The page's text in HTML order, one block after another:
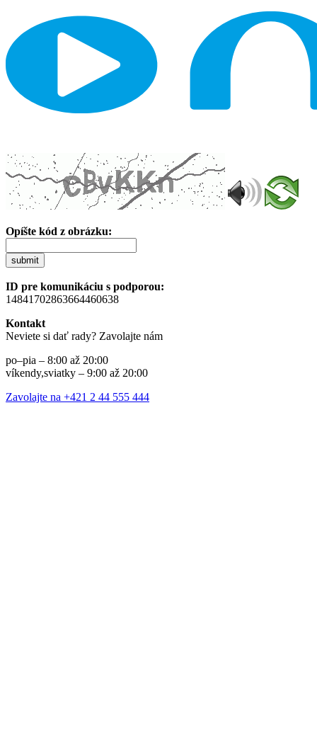
Opíšte kód z obrázku:
submit
ID pre komunikáciu s podporou:
14841702863664460638
Kontakt
Neviete si dať rady? Zavolajte nám
po–pia – 8:00 až 20:00
víkendy,sviatky – 9:00 až 20:00
Zavolajte na +421 2 44 555 444